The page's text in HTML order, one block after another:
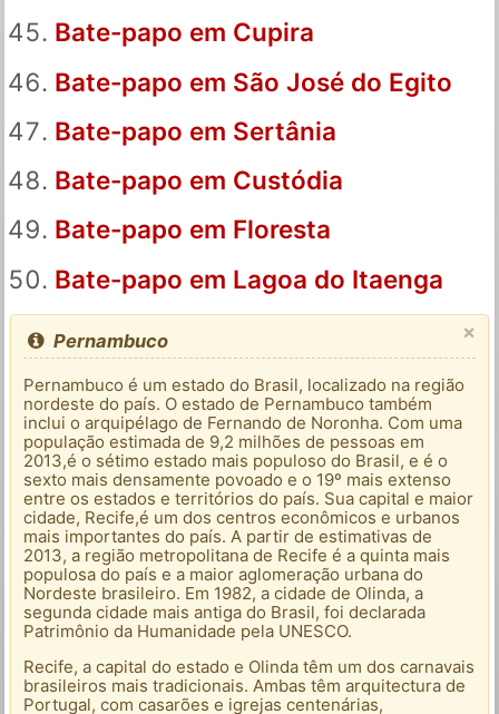
Bate-papo em Cupira
Bate-papo em São José do Egito
Bate-papo em Sertânia
Bate-papo em Custódia
Bate-papo em Floresta
Bate-papo em Lagoa do Itaenga
×
Pernambuco
Pernambuco é um estado do Brasil, localizado na região
nordeste do país. O estado de Pernambuco também
inclui o arquipélago de Fernando de Noronha. Com uma
população estimada de 9,2 milhões de pessoas em
2013,é o sétimo estado mais populoso do Brasil, e é o
sexto mais densamente povoado e o 19º mais extenso
entre os estados e territórios do país. Sua capital e maior
cidade, Recife,é um dos centros econômicos e urbanos
mais importantes do país. A partir de estimativas de
2013, a região metropolitana de Recife é a quinta mais
populosa do país e a maior aglomeração urbana do
Nordeste brasileiro. Em 1982, a cidade de Olinda, a
segunda cidade mais antiga do Brasil, foi declarada
Patrimônio da Humanidade pela UNESCO.
Recife, a capital do estado e Olinda têm um dos carnavais
brasileiros mais tradicionais. Ambas têm arquitectura de
Portugal, com casarões e igrejas centenárias,